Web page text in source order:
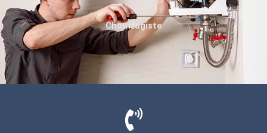
Chauffagiste